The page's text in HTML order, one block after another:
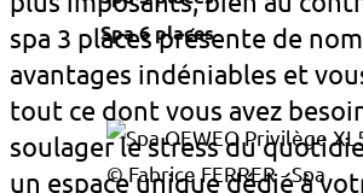
Spa 6 places
© Fabrice FERRER - Spa
spa 3 places présente de
avantages indéniables et
tout ce dont vous avez
soulager le stress du
un espace unique dédié à